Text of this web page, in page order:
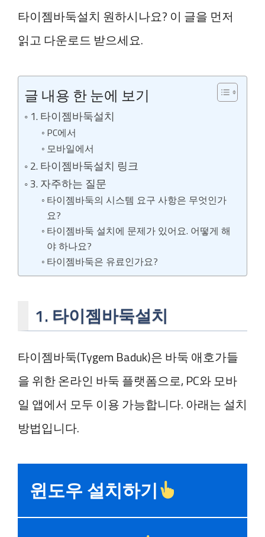
타이젬바둑설치 원하시나요? 이 글을 먼저
읽고 다운로드 받으세요.
글 내용 한 눈에 보기
1. 타이젬바둑설치
PC에서
모바일에서
2. 타이젬바둑설치 링크
3. 자주하는 질문
타이젬바둑의 시스템 요구 사항은 무엇인가
요?
타이젬바둑 설치에 문제가 있어요. 어떻게 해
야 하나요?
타이젬바둑은 유료인가요?
1. 타이젬바둑설치
타이젬바둑(Tygem Baduk)은 바둑 애호가들
을 위한 온라인 바둑 플랫폼으로, PC와 모바
일 앱에서 모두 이용 가능합니다. 아래는 설치
방법입니다.
윈도우 설치하기